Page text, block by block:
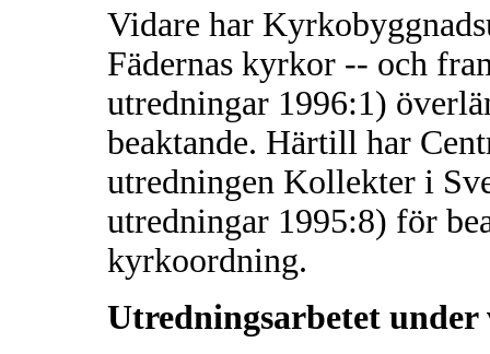
Vidare har
Fädernas kyrkor -- och
utredningar 1996:1)
beaktande. Härtill har
utredningen Kollekter i
utredningar 1995:8) för
kyrkoordning.
Utredningsarbetet under